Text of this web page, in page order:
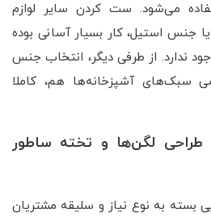
می‌شود. ست کردن سایر لوازم
جنس استیل، کار بسیار آسانی بوده
ندارد. از طرفی دیگر، انتخاب جنس
سبک‌های آشپزخانه‌ها هم، کاملا
طراحی لگن‌ها و تخته ساطور
به نوع نیاز و سلیقه مشتریان